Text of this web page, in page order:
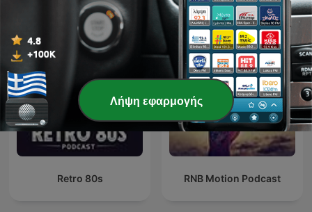
Retro 80s RNB Motion Podcast
Λήψη εφαρμογής